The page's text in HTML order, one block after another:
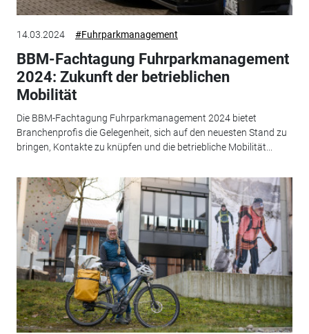
14.03.2024 #Fuhrparkmanagement
BBM-Fachtagung Fuhrparkmanagement
2024: Zukunft der betrieblichen
Mobilität
Die BBM-Fachtagung Fuhrparkmanagement 2024 bietet
Branchenprofis die Gelegenheit, sich auf den neuesten Stand zu
bringen, Kontakte zu knüpfen und die betriebliche Mobilität...